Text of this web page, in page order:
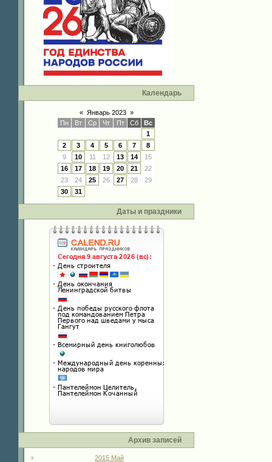
Календарь
« Январь 2023 »
Пн
Вт Ср Чт Пт Сб
Вс
1
2
3 4 5 6 7
8
9
10 11 12 13 14
15
16
17 18 19 20 21
22
23
24 25 26 27 28
29
30
31
Даты и праздники
Архив записей
2015 Май